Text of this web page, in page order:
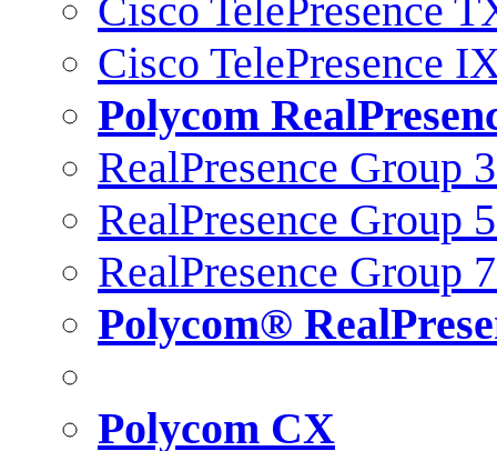
Cisco TelePresence
Cisco TelePresence
Polycom
RealPresence Group
RealPresence Group
RealPresence Group
Polycom®
Polycom CX